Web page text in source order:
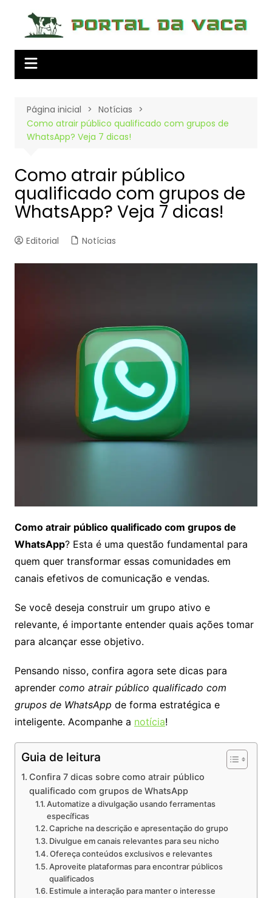
conteúdo
Página inicial
Notícias
Como atrair público qualificado com grupos de
WhatsApp? Veja 7 dicas!
Como atrair público
qualificado com grupos de
WhatsApp? Veja 7 dicas!
Editorial Notícias
Como atrair público qualificado com grupos de
WhatsApp? Esta é uma questão fundamental para
quem quer transformar essas comunidades em
canais efetivos de comunicação e vendas.
Se você deseja construir um grupo ativo e
relevante, é importante entender quais ações tomar
para alcançar esse objetivo.
Pensando nisso, confira agora sete dicas para
aprender como atrair público qualificado com
grupos de WhatsApp de forma estratégica e
inteligente. Acompanhe a notícia!
Guia de leitura
Confira 7 dicas sobre como atrair público
qualificado com grupos de WhatsApp
Automatize a divulgação usando ferramentas
específicas
Capriche na descrição e apresentação do grupo
Divulgue em canais relevantes para seu nicho
Ofereça conteúdos exclusivos e relevantes
Aproveite plataformas para encontrar públicos
qualificados
Estimule a interação para manter o interesse